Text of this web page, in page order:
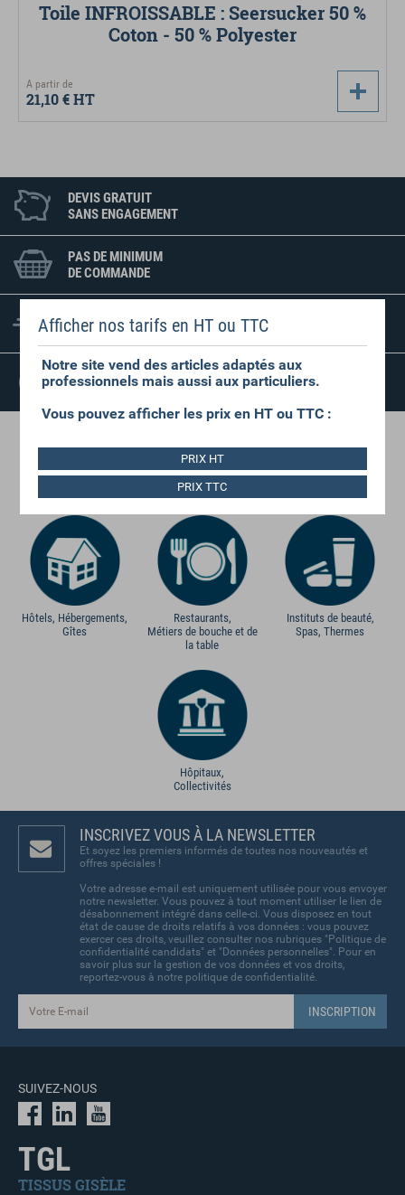
Toile INFROISSABLE : Seersucker 50 %
Coton - 50 % Polyester
A partir de
21,10 €HT
DEVIS GRATUIT
SANS ENGAGEMENT
PAS DE MINIMUM
DE COMMANDE
FRAIS D'EXPÉDITION
RÉDUITS
SATISFAIT OU
REMBOURSÉ
DU LINGE POUR CHAQUE
DOMAINE D'ACTIVITÉ
Hôtels, Hébergements,
Gîtes
Restaurants,
Métiers de bouche et de
la table
Instituts de beauté,
Spas, Thermes
Hôpitaux,
Collectivités
INSCRIVEZ VOUS À LA NEWSLETTER
Et soyez les premiers informés de toutes nos nouveautés et
offres spéciales !
Votre adresse e-mail est uniquement utilisée pour vous envoyer
notre newsletter. Vous pouvez à tout moment utiliser le lien de
désabonnement intégré dans celle-ci. Vous disposez en tout
état de cause de droits relatifs à vos données : vous pouvez
exercer ces droits, veuillez consulter nos rubriques "Politique de
confidentialité candidats" et "Données personnelles". Pour en
savoir plus sur la gestion de vos données et vos droits,
reportez-vous à notre politique de confidentialité.
SUIVEZ-NOUS
TGL
TISSUS GISÈLE
Afficher nos tarifs en HT ou TTC
Notre site vend des articles adaptés aux
professionnels mais aussi aux particuliers.
Vous pouvez afficher les prix en HT ou TTC :
PRIX HT
PRIX TTC